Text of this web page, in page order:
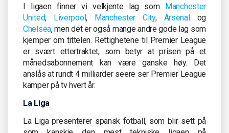
I ligaen finner vi velkjente lag som Manchester
United, Liverpool, Manchester City, Arsenalog
Chelsea, men det er også mange andre gode lag som
kjemper om tittelen. Rettighetene til Premier League
er svært ettertraktet, som betyr at prisen på et
månedsabonnement kan være ganske høy. Det
anslås at rundt 4 milliarder seere ser Premier League
kamper på tv hvert år.
La Liga
La Liga presenterer spansk fotball, som blir sett på